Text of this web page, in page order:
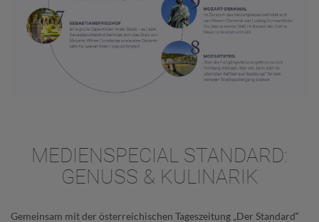
MEDIENSPECIAL STANDARD:
GENUSS & KULINARIK
Gemeinsam mit der österreichischen Tageszeitung „Der Standard“